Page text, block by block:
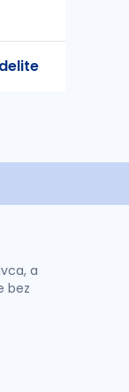
a
bez